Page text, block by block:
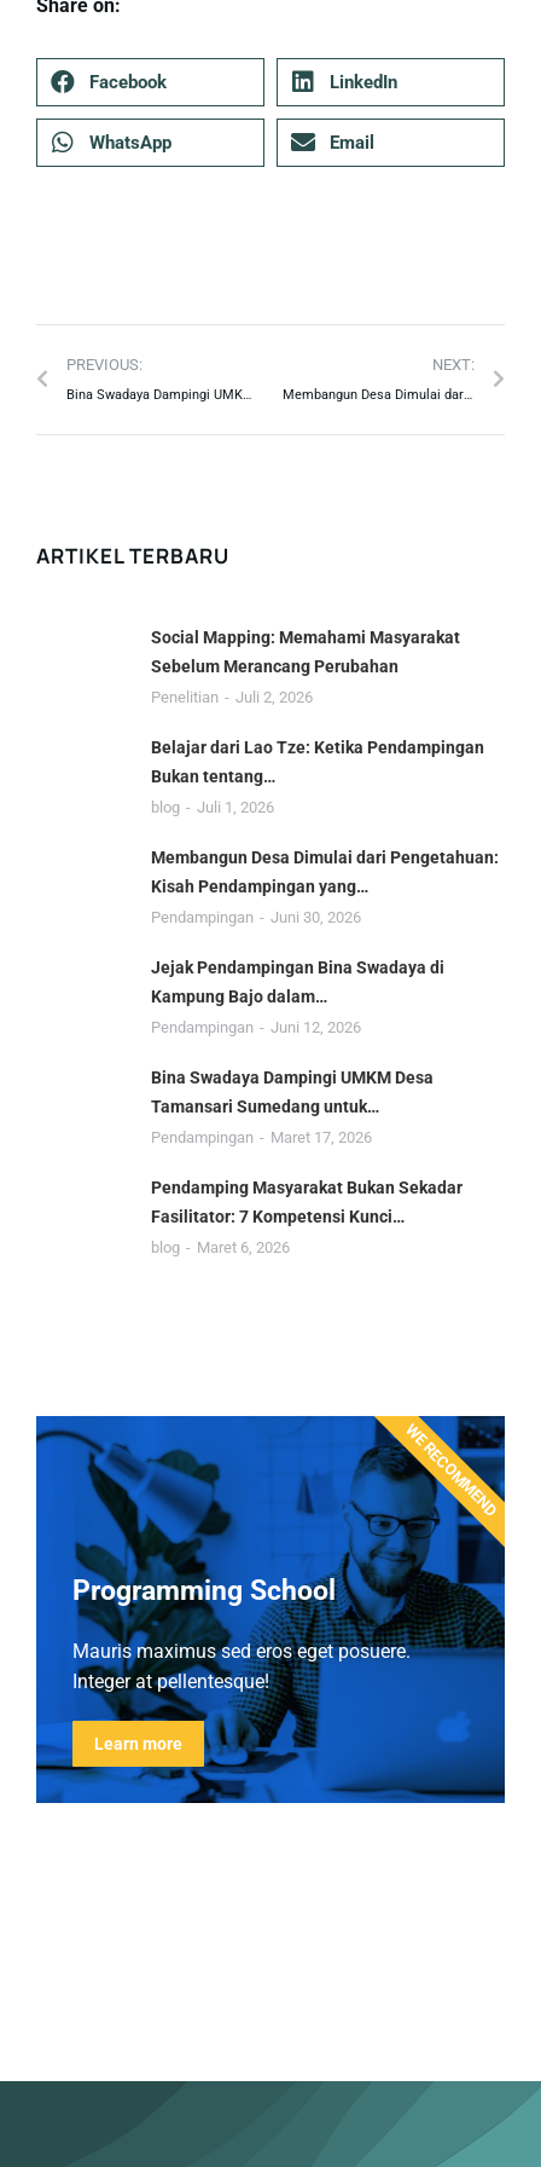
Share on:
Facebook LinkedIn
WhatsApp Email
PREVIOUS:
Bina Swadaya Dampingi UMKM Desa Tamansari Sumedang untuk Meningkatkan Daya Saing Produk Lokal
NEXT:
Membangun Desa Dimulai dari Pengetahuan: Kisah Pendampingan yang Mengubah Cara Masyarakat Desa Tamansari Melihat Masa Depan
ARTIKEL TERBARU
Social Mapping: Memahami Masyarakat
Sebelum Merancang Perubahan
Penelitian Juli 2, 2026
Belajar dari Lao Tze: Ketika Pendampingan
Bukan tentang…
blog Juli 1, 2026
Membangun Desa Dimulai dari Pengetahuan:
Kisah Pendampingan yang…
Pendampingan Juni 30, 2026
Jejak Pendampingan Bina Swadaya di
Kampung Bajo dalam…
Pendampingan Juni 12, 2026
Bina Swadaya Dampingi UMKM Desa
Tamansari Sumedang untuk…
Pendampingan Maret 17, 2026
Pendamping Masyarakat Bukan Sekadar
Fasilitator: 7 Kompetensi Kunci…
blog Maret 6, 2026
Programming School
Mauris maximus sed eros eget posuere.
Integer at pellentesque!
Learn more
WE RECOMMEND